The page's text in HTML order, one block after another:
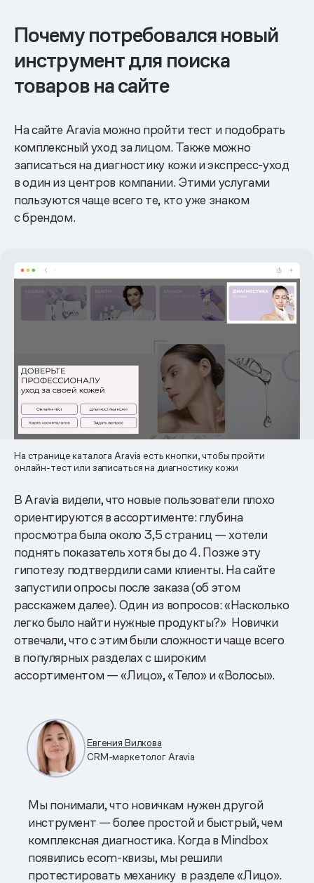
Почему потребовался новый
инструмент для поиска
товаров на сайте
На сайте Aravia можно пройти тест и подобрать
комплексный уход за лицом. Также можно
записаться на диагностику кожи и экспресс-уход
в один из центров компании. Этими услугами
пользуются чаще всего те, кто уже знаком
с брендом.
На странице каталога Aravia есть кнопки, чтобы пройти
онлайн-тест или записаться на диагностику кожи
В Aravia видели, что новые пользователи плохо
ориентируются в ассортименте: глубина
просмотра была около 3,5 страниц — хотели
поднять показатель хотя бы до 4. Позже эту
гипотезу подтвердили сами клиенты. На сайте
запустили опросы после заказа (об этом
расскажем далее). Один из вопросов: «Насколько
легко было найти нужные продукты?» Новички
отвечали, что с этим были сложности чаще всего
в популярных разделах с широким
ассортиментом — «Лицо», «Тело» и «Волосы».
Евгения Вилкова
CRM-маркетолог Aravia
Мы понимали, что новичкам нужен другой
инструмент — более простой и быстрый, чем
комплексная диагностика. Когда в Mindbox
появились ecom-квизы, мы решили
протестировать механику в разделе «Лицо».